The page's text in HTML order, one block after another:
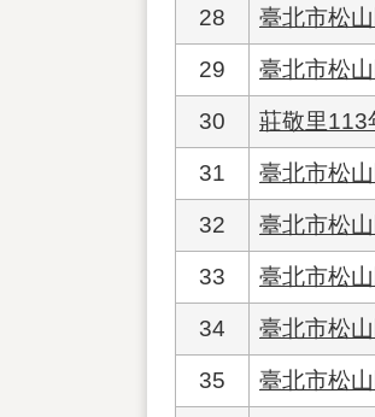
28 臺北市松
29 臺北市松
30 莊敬里113
31 臺北市松
32 臺北市松
33 臺北市松
34 臺北市松
35 臺北市松